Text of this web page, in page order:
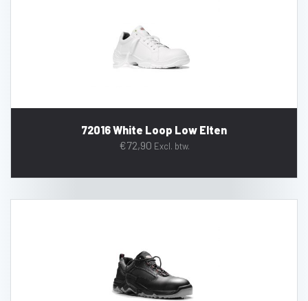
72016 White Loop Low Elten
€72,90 Excl. btw.